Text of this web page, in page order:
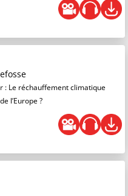
: Le réchauffement climatique
l’Europe ?